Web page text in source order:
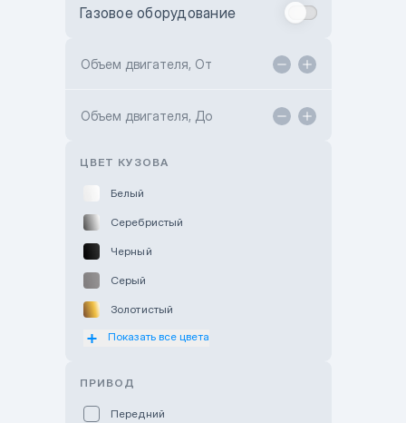
Toyota Kokshetau
Hyundai ShymCity
Газовое оборудование
Объем двигателя, От
Объем двигателя, До
ЦВЕТ КУЗОВА
Белый
Серебристый
Черный
Серый
Золотистый
Оранжевый
Показать все цвета
ПРИВОД
Передний